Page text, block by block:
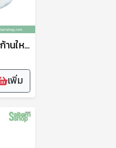
คอตตอนบัด สำลีกระปุกก้านใหญ่ 3 star สำลีปั่นหูหัว2แบบ หัวกลม cotton swab สำลีก้าน cotton bud ไม้แคะหู สะอาด นุ่มนวล แข็งแรง
เพิ่ม